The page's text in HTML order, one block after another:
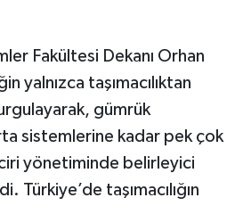
Fakültesi Dekanı Orhan
yalnızca taşımacılıktan
gümrük
sistemlerine kadar pek çok
yönetiminde belirleyici
Türkiye’de taşımacılığın